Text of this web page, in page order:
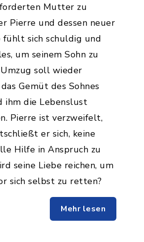
Mutter zu
Pierre und dessen neuer
fühlt sich schuldig und
um seinem Sohn zu
soll wieder
Gemüt des Sohnes
ihm die Lebenslust
Pierre ist verzweifelt,
er sich, keine
Hilfe in Anspruch zu
seine Liebe reichen, um
sich selbst zu retten?
Mehr lesen